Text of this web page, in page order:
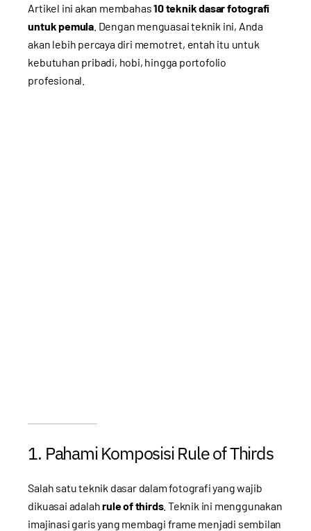
Artikel ini akan membahas10 teknik dasar fotografi
untuk pemula. Dengan menguasai teknik ini, Anda
akan lebih percaya diri memotret, entah itu untuk
kebutuhan pribadi, hobi, hingga portofolio
profesional.
1. Pahami Komposisi Rule of Thirds
Salah satu teknik dasar dalam fotografi yang wajib
dikuasai adalahrule of thirds. Teknik ini menggunakan
imajinasi garis yang membagi frame menjadi sembilan